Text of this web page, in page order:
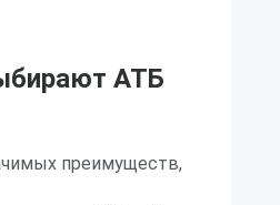
АТБ
преимуществ,